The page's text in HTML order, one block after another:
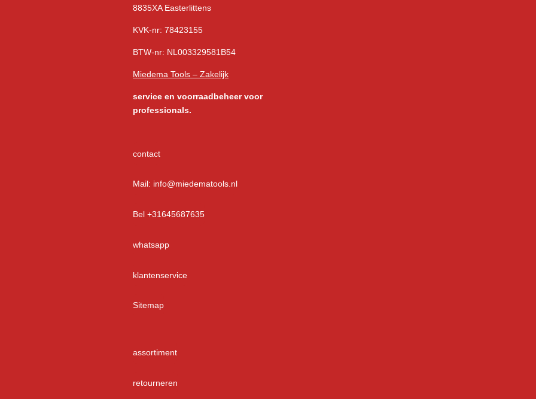
8835XA Easterlittens
KVK-nr: 78423155
BTW-nr: NL003329581B54
Miedema Tools – Zakelijk
service en voorraadbeheer voor
professionals.
contact
Mail: info@miedematools.nl
Bel +31645687635
whatsapp
klantenservice
Sitemap
assortiment
retourneren